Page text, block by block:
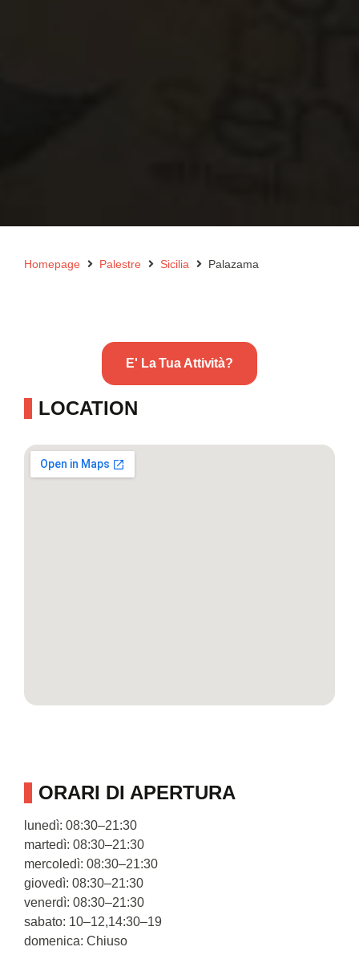
Homepage Palestre Sicilia Palazama
E' La Tua Attività?
LOCATION
ORARI DI APERTURA
lunedì: 08:30–21:30
martedì: 08:30–21:30
mercoledì: 08:30–21:30
giovedì: 08:30–21:30
venerdì: 08:30–21:30
sabato: 10–12,14:30–19
domenica: Chiuso